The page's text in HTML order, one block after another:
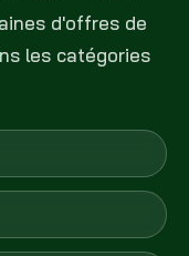
d'offres de
les catégories